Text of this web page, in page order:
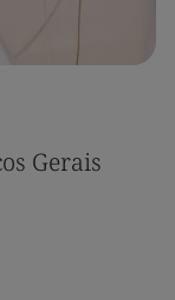
Gerais